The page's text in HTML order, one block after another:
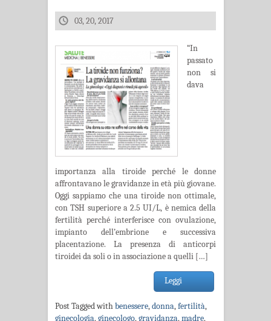
03, 20, 2017
“In
passato
non si
dava
importanza alla tiroide perché le donne
affrontavano le gravidanze in età più giovane.
Oggi sappiamo che una tiroide non ottimale,
con TSH superiore a 2.5 UI/L, è nemica della
fertilità perché interferisce con ovulazione,
impianto dell’embrione e successiva
placentazione. La presenza di anticorpi
tiroidei da soli o in associazione a quelli […]
Leggi
Post Tagged withbenessere,donna,fertilità,
ginecologia,ginecologo,gravidanza,madre,